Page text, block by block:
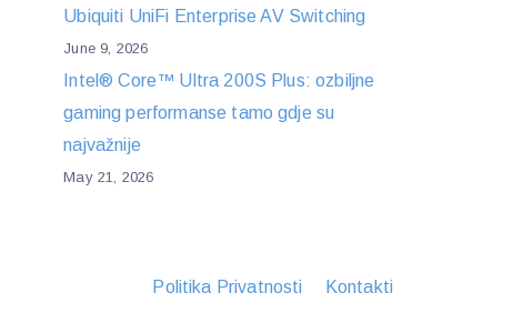
Ubiquiti UniFi Enterprise AV Switching
June 9, 2026
Intel® Core™ Ultra 200S Plus: ozbiljne
gaming performanse tamo gdje su
najvažnije
May 21, 2026
Politika Privatnosti Kontakti